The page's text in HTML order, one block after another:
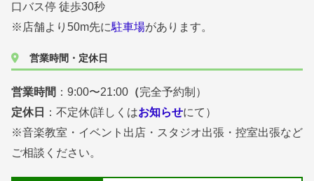
口バス停 徒歩30秒
※店舗より50m先に駐車場があります。
営業時間・定休日
営業時間 ：9:00〜21:00 （完全予約制）
定休日
：不定休(詳しくはお知らせにて）
※音楽教室・イベント出店・スタジオ出張・控室出張など
ご相談ください。